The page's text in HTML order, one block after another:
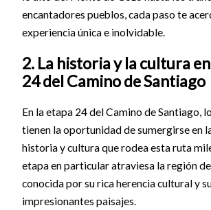
encantadores pueblos, cada paso te
experiencia única e inolvidable.
2. La historia y la cultura
24 del Camino de Santiago
En la etapa 24 del Camino de Santiago,
tienen la oportunidad de sumergirse en
historia y cultura que rodea esta ruta
etapa en particular atraviesa la región
conocida por su rica herencia cultural y
impresionantes paisajes.